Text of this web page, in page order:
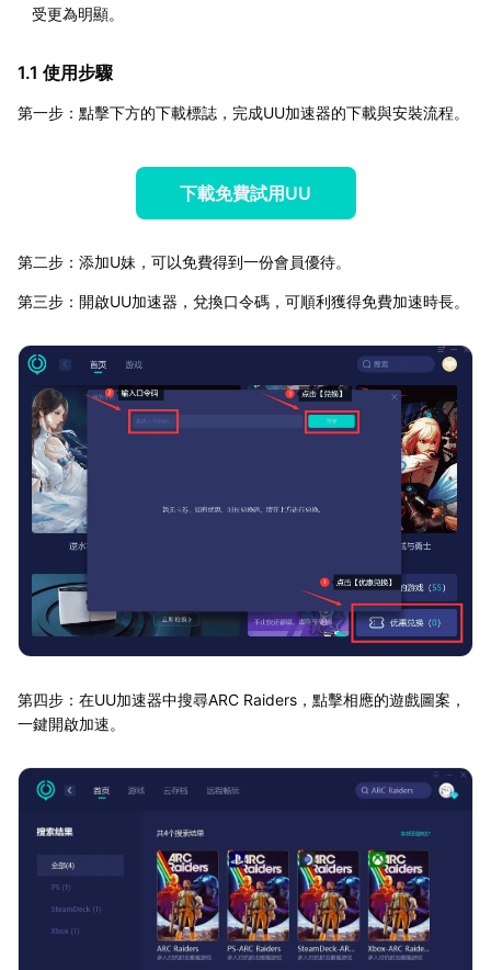
受更為明顯。
1.1 使用步驟
第一步：點擊下方的下載標誌，完成UU加速器的下載與安裝流程。
下載免費試用UU
第二步：添加U妹，可以免費得到一份會員優待。
第三步：開啟UU加速器，兌換口令碼，可順利獲得免費加速時長。
第四步：在UU加速器中搜尋ARC Raiders，點擊相應的遊戲圖案，
一鍵開啟加速。